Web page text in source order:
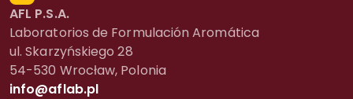
AFL P.S.A.
Laboratorios de Formulación Aromática
ul. Skarzyńskiego 28
54-530 Wrocław, Polonia
info@aflab.pl